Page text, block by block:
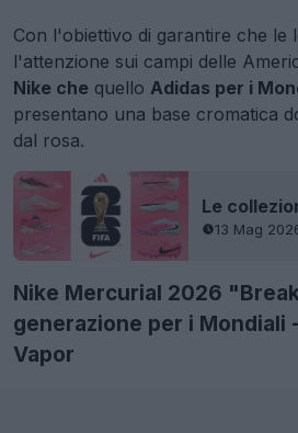
Con l'obiettivo di garantire che le
l'attenzione sui campi delle
Nike che quello Adidas per i
presentano una base cromatica
dal rosa.
13 Mag
Nike Mercurial 2026
generazione per i Mondiali
Vapor